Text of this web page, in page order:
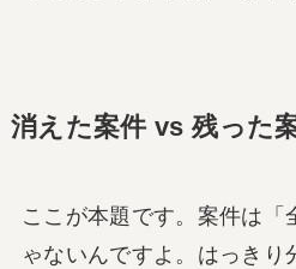
消えた案件 vs 残った
ここが本題です。案件は「
ゃないんですよ。はっきり